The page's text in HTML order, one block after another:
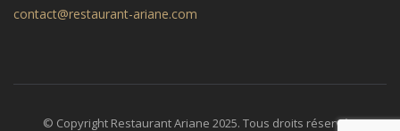
contact@restaurant-ariane.com
© Copyright Restaurant Ariane 2025. Tous droits réservés.